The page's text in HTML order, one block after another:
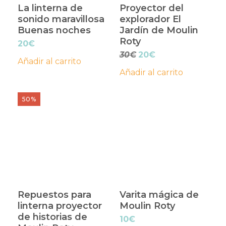
La linterna de
sonido maravillosa
Buenas noches
20€
Añadir al carrito
Proyector del
explorador El
Jardín de Moulin
Roty
30€ El
original
20€El
actual
Añadir al carrito
50%
Repuestos para
linterna proyector
de historias de
Este
se
pueden
Varita mágica de
Moulin Roty
10€
se
pueden